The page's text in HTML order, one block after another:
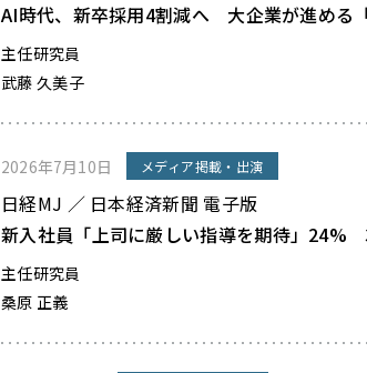
AI時代、新卒採用4割減へ 大企業が進める
主任研究員
武藤 久美子
2026年7月10日 メディア掲載・出演
日経MJ ／ 日本経済新聞 電子版
新入社員「上司に厳しい指導を期待」24%
主任研究員
桑原 正義